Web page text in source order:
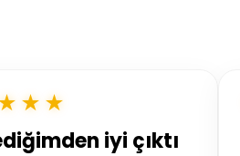
iyi çıktı